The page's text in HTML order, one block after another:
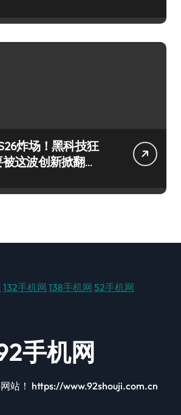
炸场！黑科技狂
这波创新掀翻
132手机网 138手机网 52手机网
手机网
站！ https://www.92shouji.com.cn